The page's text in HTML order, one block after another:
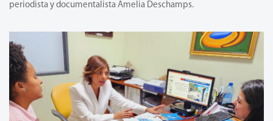
periodista y documentalista Amelia Deschamps.